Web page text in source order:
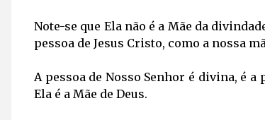
Note-se que Ela não é a Mãe da
pessoa de Jesus Cristo, como a nossa
A pessoa de Nosso Senhor é divina, é
Ela é a Mãe de Deus.